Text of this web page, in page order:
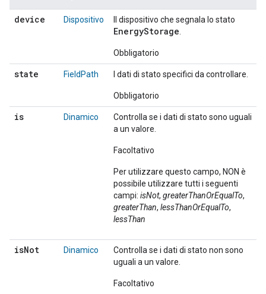
device Dispositivo Il dispositivo che segnala lo stato
EnergyStorage
Obbligatorio
state FieldPath I dati di stato specifici da controllare.
Obbligatorio
is Dinamico
Controlla se i dati di stato sono uguali
a un valore.
Facoltativo
Per utilizzare questo campo, NON è
possibile utilizzare tutti i seguenti
campi: isNot, greaterThanOrEqualTo,
greaterThan, lessThanOrEqualTo,
lessThan
isNot Dinamico
Controlla se i dati di stato non sono
uguali a un valore.
Facoltativo